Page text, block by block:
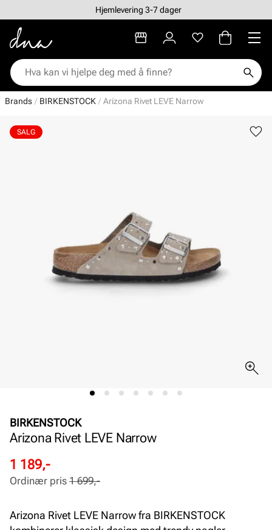
Hjemlevering 3-7 dager
Brands BIRKENSTOCK Arizona Rivet LEVE Narrow
SALG
BIRKENSTOCK
Arizona Rivet LEVE Narrow
Rabattert
pris
1 189,-
Ordinær
pris
Ordinær pris 1 699,-
Arizona Rivet LEVE Narrow fra BIRKENSTOCK